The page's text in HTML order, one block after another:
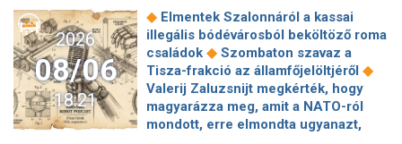
Donald Trump
◆ „Kevésen múlt a
katasztrófa” – szintet léphetett az
orosz hibrid hadviselés ◆
Ákos: Vagyonkezelés közérdekből: mi
jön a kekvák után? ◆ Térképen, ahogy
hajnalban elérte Magyarország
határát a hidegfront ◆ A forintot is
megütheti az aszály ◆ Szombaton
2026
08/06
18:21
◆ Elmentek Szalonnáról a kassai
illegális bódévárosból beköltöző roma
családok ◆ Szombaton szavaz a
Tisza-frakció az államfőjelöltjéről ◆
Valerij Zaluzsnijt megkérték, hogy
magyarázza meg, amit a NATO-ról
mondott, erre elmondta ugyanazt,